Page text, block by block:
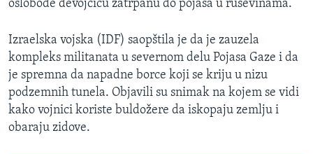
oslobode devojčicu zatrpanu do pojasa u ruševinama.
Izraelska vojska (IDF) saopštila je da je zauzela
kompleks militanata u severnom delu Pojasa Gaze i da
je spremna da napadne borce koji se kriju u nizu
podzemnih tunela. Objavili su snimak na kojem se vidi
kako vojnici koriste buldožere da iskopaju zemlju i
obaraju zidove.